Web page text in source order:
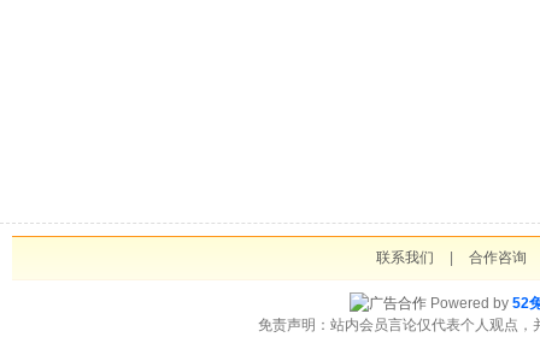
联系我们 合作咨询
Powered by 52
免责声明：站内会员言论仅代表个人观点